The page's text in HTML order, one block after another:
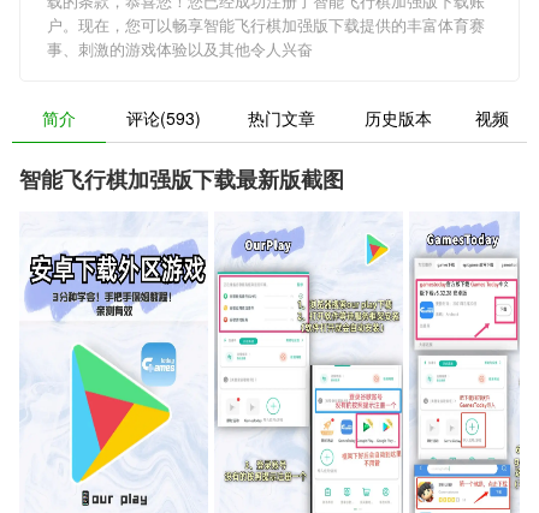
户。现在，您可以畅享智能飞行棋加强版下载提供的丰富体育赛
事、刺激的游戏体验以及其他令人兴奋
简介 评论(593) 热门文章 历史版本 视频
智能飞行棋加强版下载最新版截图